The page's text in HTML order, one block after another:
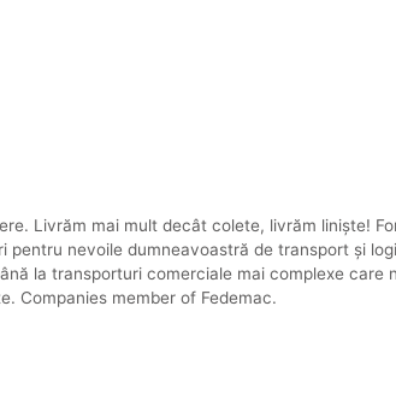
Livrăm mai mult decât colete, livrăm liniște!
nevoile dumneavoastră de transport și
la transporturi comerciale mai complexe care
Companies member of Fedemac.